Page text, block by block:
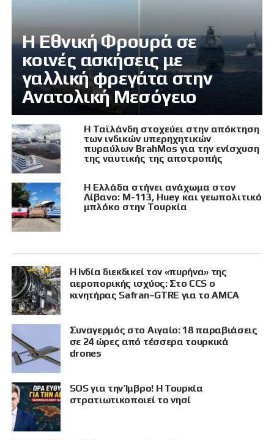
Η Εθνική Φρουρά σε
κοινές ασκήσεις με
γαλλική φρεγάτα στην
Ανατολική Μεσόγειο
Η Ταϊλάνδη στοχεύει στην απόκτηση
των ινδικών υπερηχητικών
πυραύλων BrahMos για την ενίσχυση
της ναυτικής της αποτροπής
Η Ελλάδα στήνει ανάχωμα στον
Λίβανο: M-113, Huey και γεωπολιτικό
μπλόκο στην Τουρκία
Η Ινδία διεκδικεί τον «πυρήνα» της
αεροπορικής ισχύος: Στο CCS ο
κινητήρας Safran–GTRE για το AMCA
Συναγερμός στο Αιγαίο: 18 παραβιάσεις
σε 24 ώρες από τέσσερα τουρκικά
drones
SOS για την Ίμβρο! Η Τουρκία
στρατιωτικοποιεί το νησί